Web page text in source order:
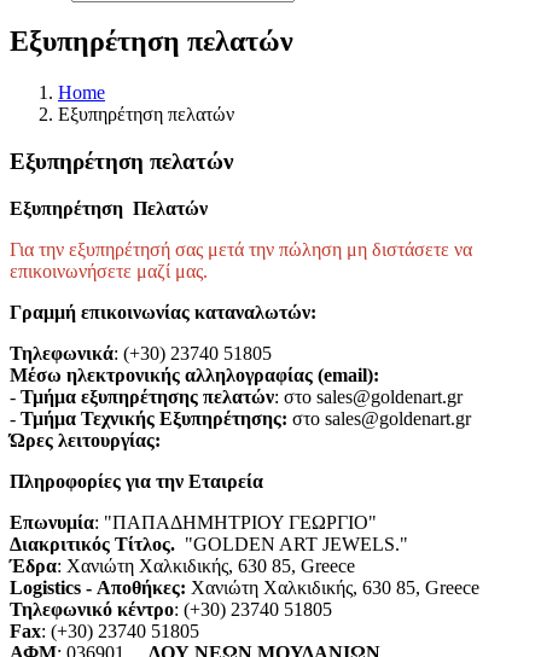
Εξυπηρέτηση πελατών
Home
Εξυπηρέτηση πελατών
Εξυπηρέτηση πελατών
Εξυπηρέτηση Πελατών
Για την εξυπηρέτησή σας μετά την πώληση μη διστάσετε να
επικοινωνήσετε μαζί μας.
Γραμμή επικοινωνίας καταναλωτών:
Τηλεφωνικά: (+30) 23740 51805
Μέσω ηλεκτρονικής αλληλογραφίας (email):
- Τμήμα εξυπηρέτησης πελατών: στο sales@goldenart.gr
- Τμήμα Τεχνικής Εξυπηρέτησης: στο sales@goldenart.gr
Ώρες λειτουργίας:
Πληροφορίες για την Εταιρεία
Επωνυμία: "ΠΑΠΑΔΗΜΗΤΡΙΟΥ ΓΕΩΡΓΙΟ"
Διακριτικός Τίτλος. "GOLDEN ART JEWELS."
Έδρα: Χανιώτη Χαλκιδικής, 630 85, Greece
Logistics - Αποθήκες: Χανιώτη Χαλκιδικής, 630 85, Greece
Τηλεφωνικό κέντρο: (+30) 23740 51805
Fax: (+30) 23740 51805
ΑΦΜ: 036901 ΔΟΥ ΝΕΩΝ ΜΟΥΔΑΝΙΩΝ